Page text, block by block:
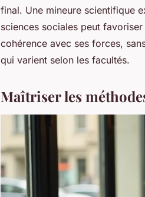
final. Une mineure scientifique
sciences sociales peut
cohérence avec ses forces,
qui varient selon les facultés.
Maîtriser les